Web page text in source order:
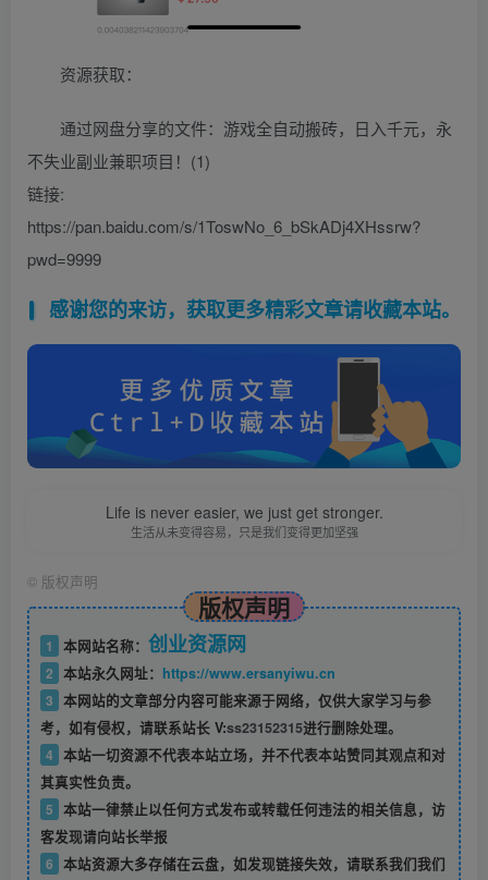
资源获取：
通过网盘分享的文件：游戏全自动搬砖，日入千元，永
不失业副业兼职项目！(1)
链接:
https://pan.baidu.com/s/1ToswNo_6_bSkADj4XHssrw?
pwd=9999
感谢您的来访，获取更多精彩文章请收藏本站。
Life is never easier, we just get stronger.
生活从未变得容易，只是我们变得更加坚强
© 版权声明
版权声明
1 本网站名称： 创业资源网
2 本站永久网址： https://www.ersanyiwu.cn
3 本网站的文章部分内容可能来源于网络，仅供大家学习与参
考，如有侵权，请联系站长 V:ss23152315进行删除处理。
4 本站一切资源不代表本站立场，并不代表本站赞同其观点和对
其真实性负责。
5 本站一律禁止以任何方式发布或转载任何违法的相关信息，访
客发现请向站长举报
6 本站资源大多存储在云盘，如发现链接失效，请联系我们我们